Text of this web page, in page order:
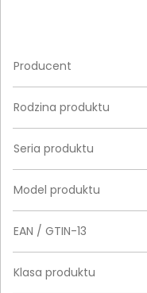
Producent
Rodzina produktu
Seria produktu
Model produktu
EAN / GTIN-13
Klasa produktu